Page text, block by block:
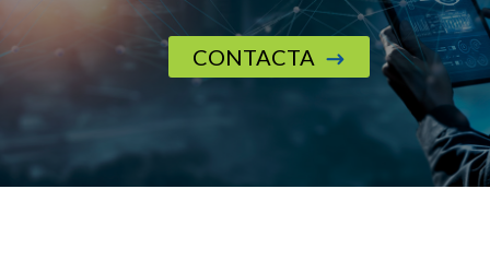
CONTACTA $